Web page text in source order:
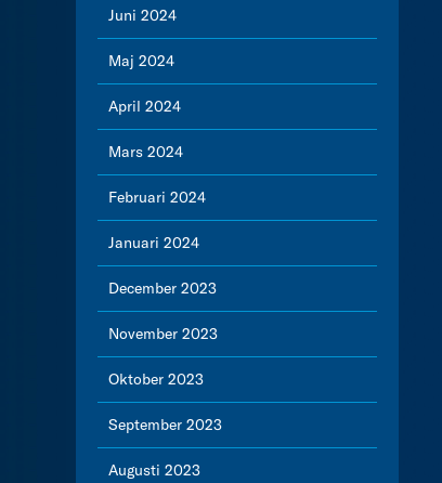
Juni 2024
Maj 2024
April 2024
Mars 2024
Februari 2024
Januari 2024
December 2023
November 2023
Oktober 2023
September 2023
Augusti 2023